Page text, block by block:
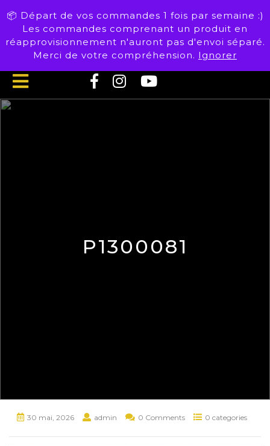
📦 Départ de vos commandes 1 fois par semaine :)
Les commandes comprenant un produit en
réapprovisionnement n'auront pas d'envoi séparé.
Merci de votre compréhension. Ignorer
to
content
Open
P1300081
30 mai, 2026 admin 0 Comments 0 categories